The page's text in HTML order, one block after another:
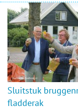
Sluitstuk
fladderak